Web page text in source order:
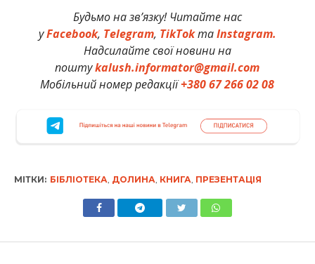
Будьмо на зв’язку! Читайте нас
уFacebook, Telegram, TikTokтаInstagram.
Надсилайте свої новини на
поштуkalush.informator@gmail.com
Мобільний номер редакції+380 67 266 02 08
МІТКИ: БІБЛІОТЕКА ДОЛИНА КНИГА ПРЕЗЕНТАЦІЯ